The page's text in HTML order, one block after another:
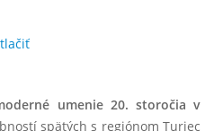
umenie 20. storočia v
spätých s regiónom Turiec